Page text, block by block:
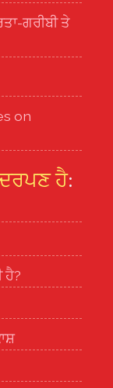
ਗਰੀਬੀ ਤੇ
on
ਹੈ:
ਹੈ?